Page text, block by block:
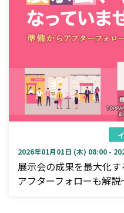
2026年01月01日 (木) 08:00 -
展示会の成果を最大化
アフターフォローも解説